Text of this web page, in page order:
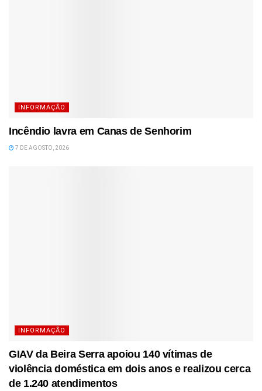
INFORMAÇÃO
Incêndio lavra em Canas de Senhorim
7 DE AGOSTO, 2026
INFORMAÇÃO
GIAV da Beira Serra apoiou 140 vítimas de
violência doméstica em dois anos e realizou cerca
de 1.240 atendimentos